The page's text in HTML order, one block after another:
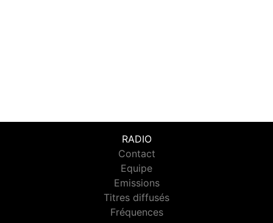
RADIO
Contact
Equipe
Emissions
Titres diffusés
Fréquences